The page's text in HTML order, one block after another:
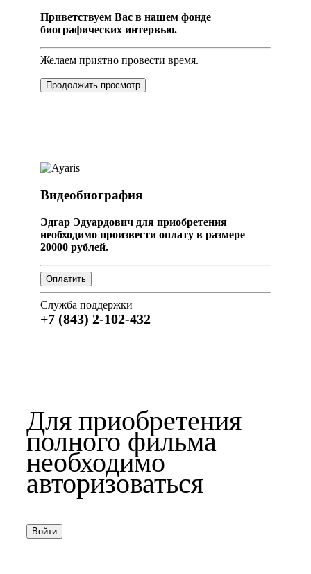
Приветствуем Вас в нашем фонде
биографических интервью.
Желаем приятно провести время.
Продолжить просмотр
Видеобиография
Эдгар Эдуардович для приобретения
необходимо произвести оплату в размере
20000 рублей.
Служба поддержки
+7 (843) 2-102-432
Для приобретения
полного фильма
необходимо
авторизоваться
Войти